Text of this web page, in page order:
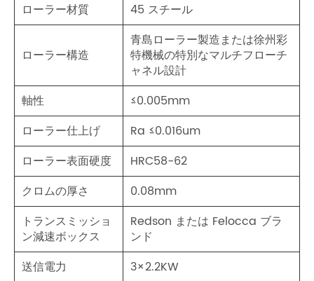
ローラー材質
45 スチール
ローラー構造
青島ローラー製造または徐州彩
特機械の特別なマルチフローチ
ャネル設計
軸性
≤0.005mm
ローラー仕上げ
Ra ≤0.016um
ローラー表面硬度
HRC58-62
クロムの厚さ
0.08mm
トランスミッショ
ン減速ボックス
Redson または Felocca ブラ
ンド
送信電力
3×2.2KW